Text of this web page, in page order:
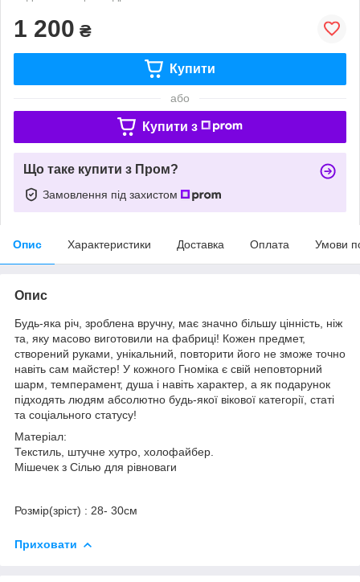
1 200 ₴
Купити
або
Купити з
Що таке купити з Пром?
Замовлення під захистом
Опис Характеристики Доставка Оплата Умови
Опис
Будь-яка річ, зроблена вручну, має значно більшу цінність, ніж
та, яку масово виготовили на фабриці! Кожен предмет,
створений руками, унікальний, повторити його не зможе точно
навіть сам майстер! У кожного Гноміка є свій неповторний
шарм, темперамент, душа і навіть характер, а як подарунок
підходять людям абсолютно будь-якої вікової категорії, статі
та соціального статусу!
Матеріал:
Текстиль, штучне хутро, холофайбер.
Мішечек з Сілью для рівноваги
Розмір(зріст) : 28- 30см
Приховати